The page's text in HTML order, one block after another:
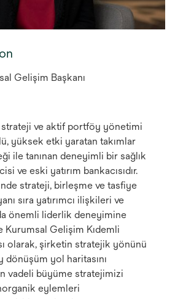
Gelişim Başkanı
strateji ve aktif portföy yönetimi
yüksek etki yaratan takımlar
ile tanınan deneyimli bir sağlık
ve eski yatırım bankacısıdır.
strateji, birleşme ve tasfiye
sıra yatırımcı ilişkileri ve
önemli liderlik deneyimine
Kurumsal Gelişim Kıdemli
olarak, şirketin stratejik yönünü
yol haritasını
vadeli büyüme stratejimizi
eylemleri